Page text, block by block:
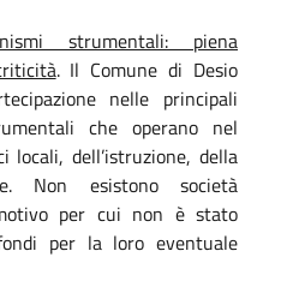
strumentali: piena
. Il Comune di Desio
nelle principali
che operano nel
locali, dell’istruzione, della
Non esistono società
per cui non è stato
per la loro eventuale